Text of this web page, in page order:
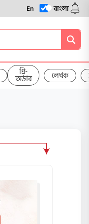
En বাংলা
প্রি-
অর্ডার লেখক